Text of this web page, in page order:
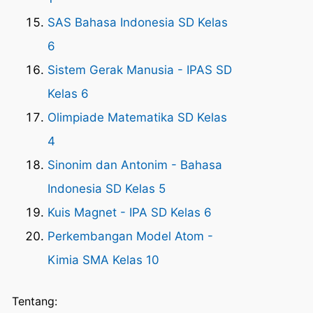
SAS Bahasa Indonesia SD Kelas
6
Sistem Gerak Manusia - IPAS SD
Kelas 6
Olimpiade Matematika SD Kelas
4
Sinonim dan Antonim - Bahasa
Indonesia SD Kelas 5
Kuis Magnet - IPA SD Kelas 6
Perkembangan Model Atom -
Kimia SMA Kelas 10
Tentang: